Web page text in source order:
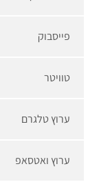
פייסבוק
טוויטר
ערוץ טלגרם
ערוץ ואטסאפ